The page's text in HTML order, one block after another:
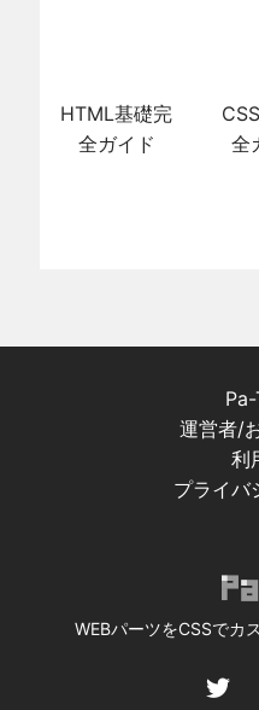
HTML基礎完
全ガイド
全
運営者/
利
プライバ
WEBパーツをCSSでカ